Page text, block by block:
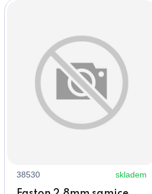
38530 skladem